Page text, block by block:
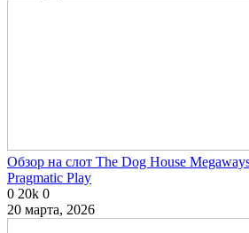
Обзор на слот The Dog House
Pragmatic Play
0 20k 0
20 марта, 2026